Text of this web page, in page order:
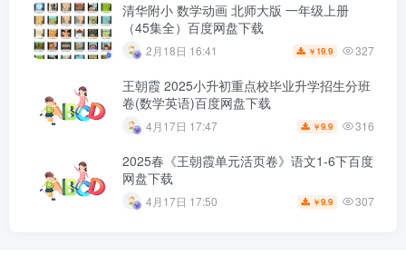
清华附小 数学动画 北师大版 一年级上册
（45集全）百度网盘下载
2月18日 16:41 ￥ 19.9 327
王朝霞 2025小升初重点校毕业升学招生分班
卷(数学英语)百度网盘下载
4月17日 17:47 ￥9.9 316
2025春《王朝霞单元活页卷》语文1-6下百度
网盘下载
4月17日 17:50 ￥9.9 307